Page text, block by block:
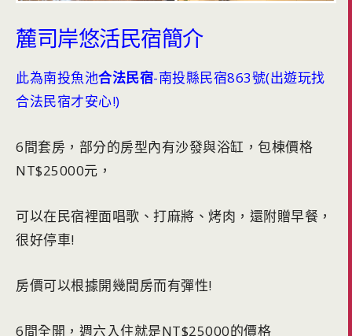
麓司岸悠活民宿簡介
此為南投魚池合法民宿-南投縣民宿863號(出遊玩找
合法民宿才安心!)
6間套房，部分的房型內有沙發與浴缸，包棟價格
NT$25000元，
可以在民宿裡面唱歌、打麻將、烤肉，還附贈早餐，
很好停車!
房價可以根據開幾間房而有彈性!
6間全開，週六入住就是NT$25000的價格